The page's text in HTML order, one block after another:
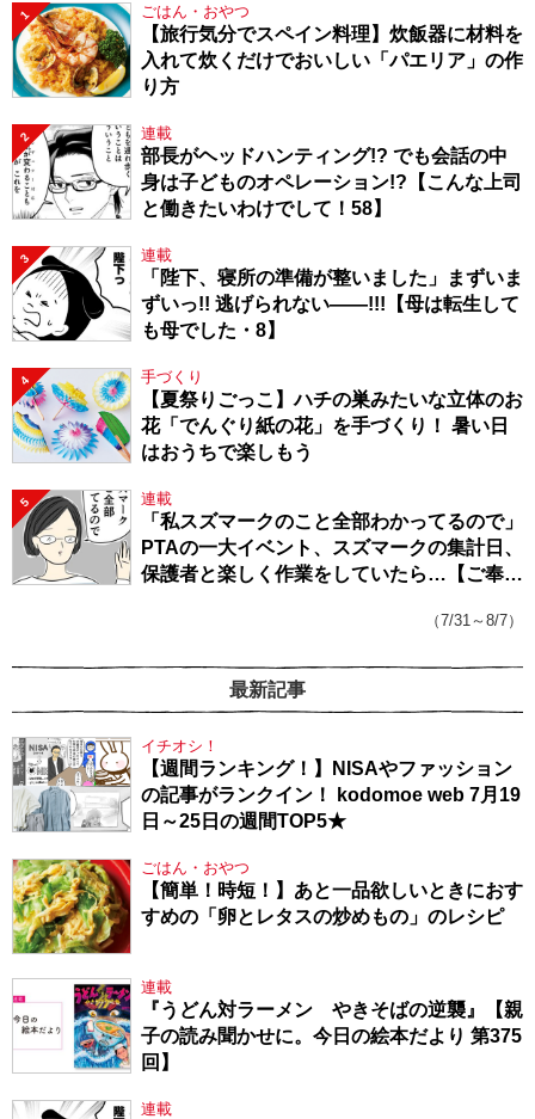
1 ごはん・おやつ
【旅行気分でスペイン料理】炊飯器に材料を
入れて炊くだけでおいしい「パエリア」の作
り方
2 連載
部長がヘッドハンティング!? でも会話の中
身は子どものオペレーション!?【こんな上司
と働きたいわけでして！58】
3 連載
「陛下、寝所の準備が整いました」まずいま
ずいっ!! 逃げられない――!!!【母は転生して
も母でした・8】
4 手づくり
【夏祭りごっこ】ハチの巣みたいな立体のお
花「でんぐり紙の花」を手づくり！ 暑い日
はおうちで楽しもう
5 連載
「私スズマークのこと全部わかってるので」
PTAの一大イベント、スズマークの集計日、
保護者と楽しく作業をしていたら…【ご奉仕
（7/31～8/7）
最新記事
イチオシ！
【週間ランキング！】NISAやファッション
の記事がランクイン！ kodomoe web 7月19
日～25日の週間TOP5★
ごはん・おやつ
【簡単！時短！】あと一品欲しいときにおす
すめの「卵とレタスの炒めもの」のレシピ
連載
『うどん対ラーメン やきそばの逆襲』【親
子の読み聞かせに。今日の絵本だより 第375
回】
連載